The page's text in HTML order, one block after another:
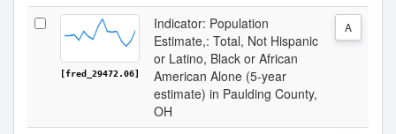
[fred_29472.06]
Indicator: Population
Estimate,: Total, Not Hispanic
or Latino, Black or African
American Alone (5-year
estimate) in Paulding County,
OH
A